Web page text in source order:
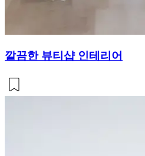
깔끔한 뷰티샵 인테리어